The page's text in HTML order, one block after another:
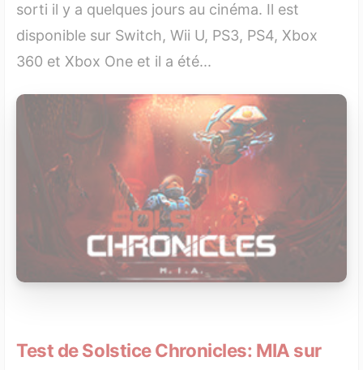
sorti il y a quelques jours au cinéma. Il est
disponible sur Switch, Wii U, PS3, PS4, Xbox
360 et Xbox One et il a été...
Test de Solstice Chronicles: MIA sur